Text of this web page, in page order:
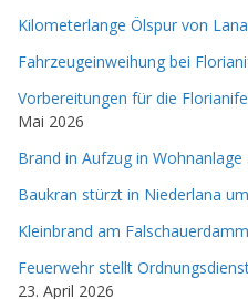
Kilometerlange Ölspur von
Fahrzeugeinweihung bei
Vorbereitungen für die
Mai 2026
Brand in Aufzug in Wohnanlage
Baukran stürzt in Niederlana um
Kleinbrand am Falschauerdamm
Feuerwehr stellt
23. April 2026